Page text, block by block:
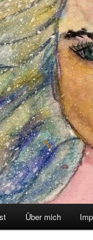
Über mich